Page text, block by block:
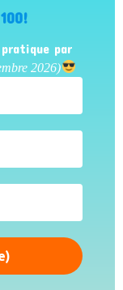
par
2026)